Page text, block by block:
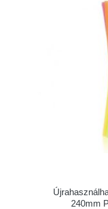
240mm